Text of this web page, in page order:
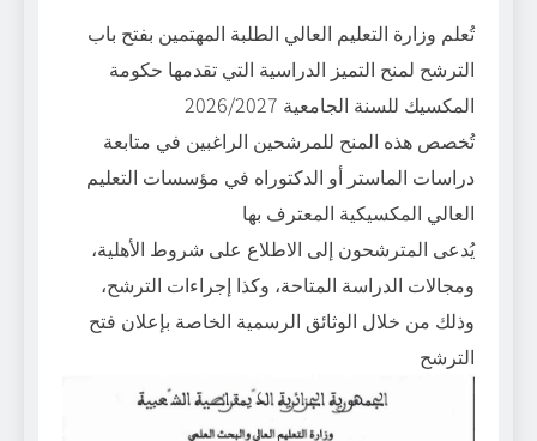
تُعلم وزارة التعليم العالي الطلبة المهتمين بفتح باب
الترشح لمنح التميز الدراسية التي تقدمها حكومة
المكسيك للسنة الجامعية 2026/2027
تُخصص هذه المنح للمرشحين الراغبين في متابعة
دراسات الماستر أو الدكتوراه في مؤسسات التعليم
العالي المكسيكية المعترف بها
يُدعى المترشحون إلى الاطلاع على شروط الأهلية،
ومجالات الدراسة المتاحة، وكذا إجراءات الترشح،
وذلك من خلال الوثائق الرسمية الخاصة بإعلان فتح
الترشح